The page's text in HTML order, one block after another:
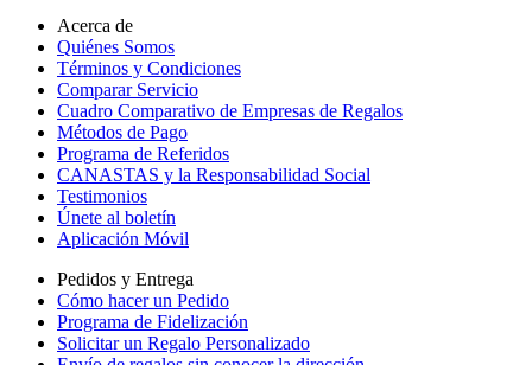
Acerca de
Quiénes Somos
Términos y Condiciones
Comparar Servicio
Cuadro Comparativo de Empresas de Regalos
Métodos de Pago
Programa de Referidos
CANASTAS y la Responsabilidad Social
Testimonios
Únete al boletín
Aplicación Móvil
Pedidos y Entrega
Cómo hacer un Pedido
Programa de Fidelización
Solicitar un Regalo Personalizado